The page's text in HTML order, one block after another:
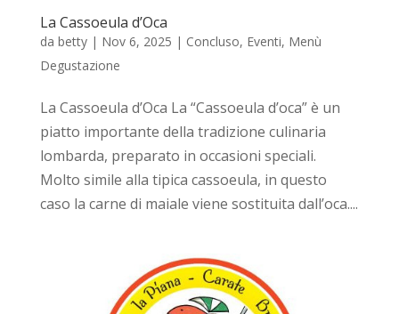
La Cassoeula d’Oca
da betty| Nov 6, 2025 | Concluso, Eventi, Menù
Degustazione
La Cassoeula d’Oca La “Cassoeula d’oca” è un
piatto importante della tradizione culinaria
lombarda, preparato in occasioni speciali.
Molto simile alla tipica cassoeula, in questo
caso la carne di maiale viene sostituita dall’oca....